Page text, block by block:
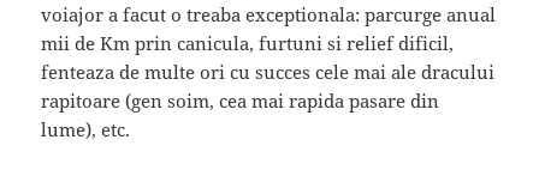
voiajor a facut o treaba exceptionala: parcurge anual
mii de Km prin canicula, furtuni si relief dificil,
fenteaza de multe ori cu succes cele mai ale dracului
rapitoare (gen soim, cea mai rapida pasare din
lume), etc.